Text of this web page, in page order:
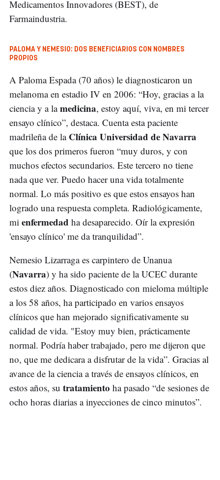
Medicamentos Innovadores (BEST), de
Farmaindustria.
PALOMA Y NEMESIO: DOS BENEFICIARIOS CON NOMBRES
PROPIOS
A Paloma Espada (70 años) le diagnosticaron un
melanoma en estadio IV en 2006: “Hoy, gracias a la
ciencia y a lamedicina, estoy aquí, viva, en mi tercer
ensayo clínico”, destaca. Cuenta esta paciente
madrileña de la Clínica Universidad de Navarra
que los dos primeros fueron “muy duros, y con
muchos efectos secundarios. Este tercero no tiene
nada que ver. Puedo hacer una vida totalmente
normal. Lo más positivo es que estos ensayos han
logrado una respuesta completa. Radiológicamente,
mi enfermedad ha desaparecido. Oír la expresión
'ensayo clínico' me da tranquilidad”.
Nemesio Lizarraga es carpintero de Unanua
(Navarra) y ha sido paciente de la UCEC durante
estos diez años. Diagnosticado con mieloma múltiple
a los 58 años, ha participado en varios ensayos
clínicos que han mejorado significativamente su
calidad de vida. "Estoy muy bien, prácticamente
normal. Podría haber trabajado, pero me dijeron que
no, que me dedicara a disfrutar de la vida”. Gracias al
avance de la ciencia a través de ensayos clínicos, en
estos años, su tratamiento ha pasado “de sesiones de
ocho horas diarias a inyecciones de cinco minutos”.